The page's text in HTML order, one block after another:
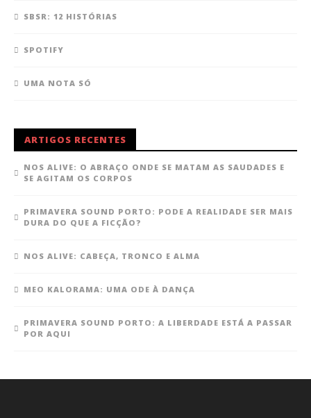
SBSR: 12 HISTÓRIAS
SPOTIFY
UMA NOTA SÓ
ARTIGOS RECENTES
NOS ALIVE: O ABRAÇO ONDE SE MATAM AS SAUDADES E
SE AGITAM OS CORPOS
PRIMAVERA SOUND PORTO: PODE A REALIDADE SER MAIS
DURA DO QUE A FICÇÃO?
NOS ALIVE: CABEÇA, TRONCO E ALMA
MEO KALORAMA: UMA ODE À DANÇA
PRIMAVERA SOUND PORTO: A LIBERDADE ESTÁ A PASSAR
POR AQUI